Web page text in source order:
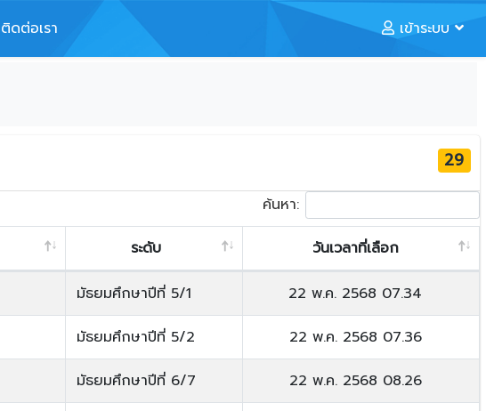
ติดต่อเรา เข้าระบบ
29
ค้นหา:
ระดับ วันเวลาที่เลือก
มัธยมศึกษาปีที่ 5/1 22 พ.ค. 2568 07.34
มัธยมศึกษาปีที่ 5/2 22 พ.ค. 2568 07.36
มัธยมศึกษาปีที่ 6/7 22 พ.ค. 2568 08.26